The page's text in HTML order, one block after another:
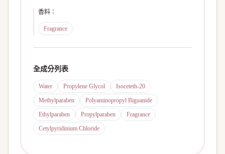
香料 ：
Fragrance
全成分列表
Water Propylene Glycol
Isoceteth-20
Methylparaben
Polyaminopropyl Biguanide
Ethylparaben
Propylparaben
Fragrance
Cetylpyridinium Chloride